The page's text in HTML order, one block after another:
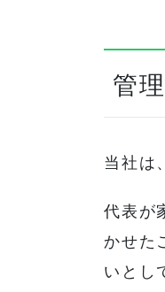
管
当社は
代表が
かせた
いとし